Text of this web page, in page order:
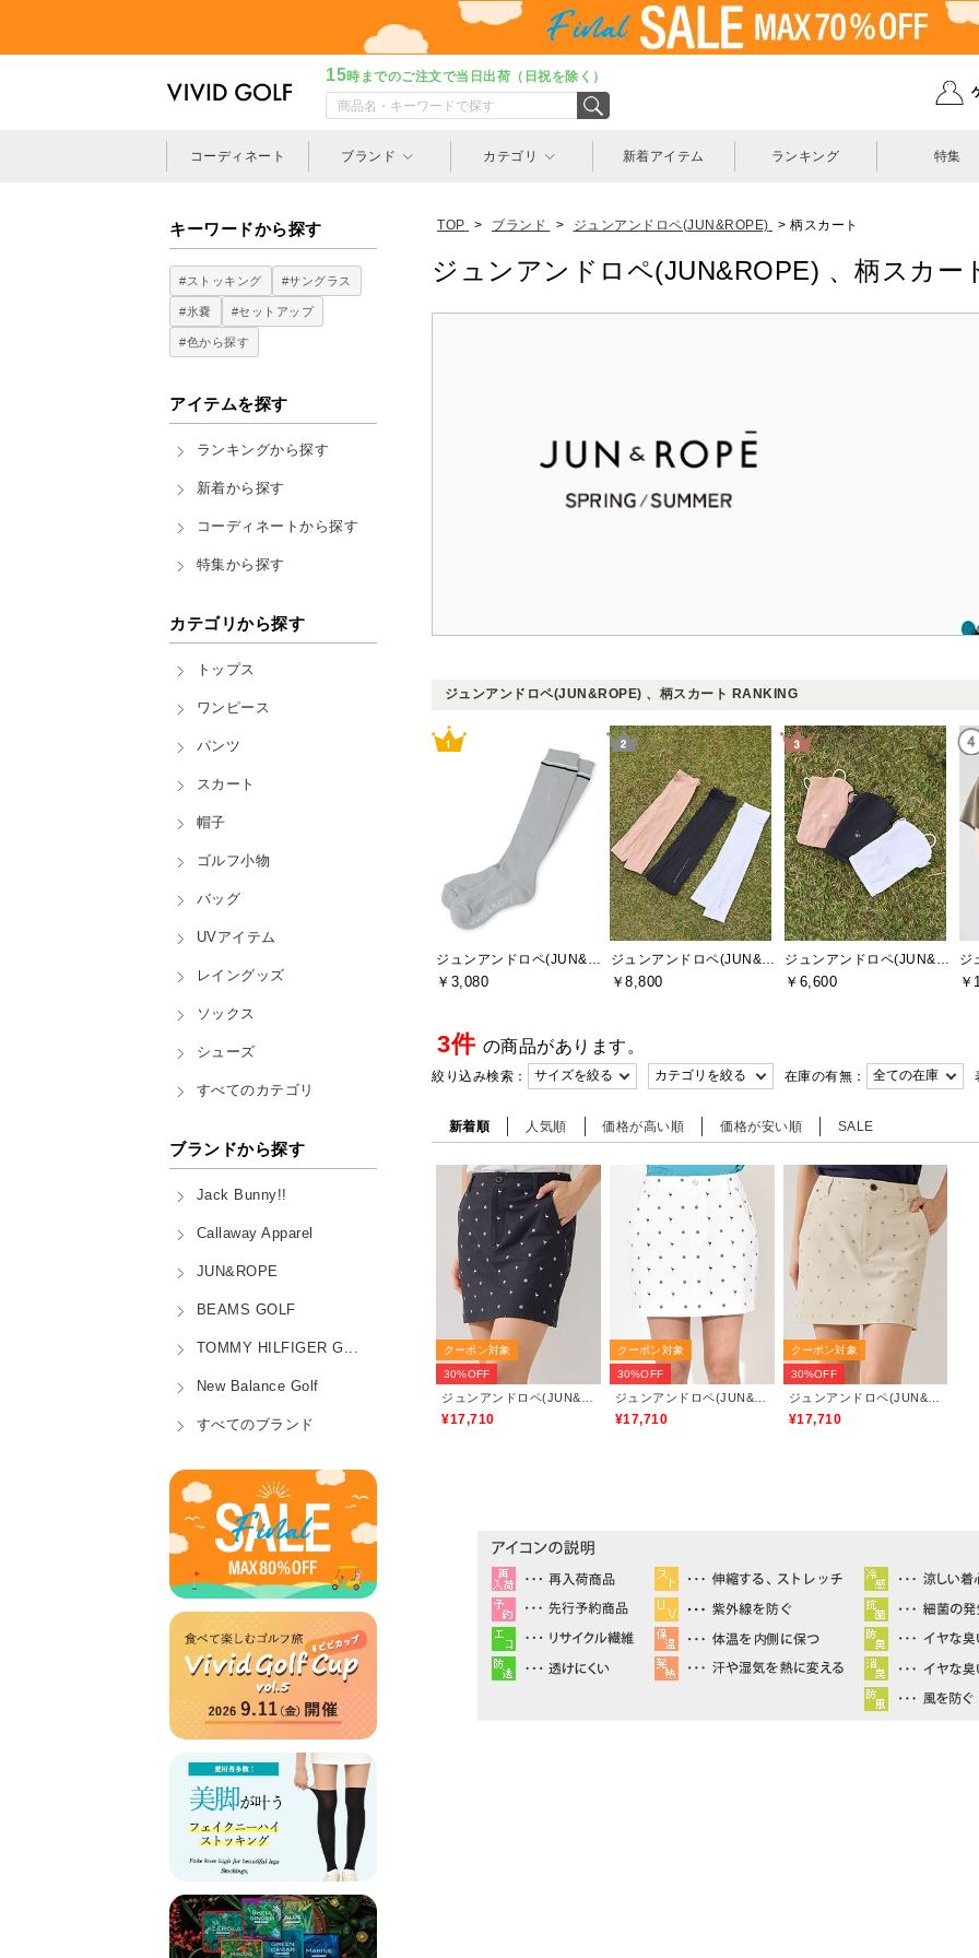
15時までのご注文で当日出荷（日祝を除く）
コーディネート ブランド カテゴリ 新着アイテム ランキング 特集
キーワードから探す
#ストッキング #サングラス
#氷嚢 #セットアップ
#色から探す
アイテムを探す
ランキングから探す
新着から探す
コーディネートから探す
特集から探す
カテゴリから探す
トップス
ワンピース
パンツ
スカート
帽子
ゴルフ小物
バッグ
UVアイテム
レイングッズ
ソックス
シューズ
すべてのカテゴリ
ブランドから探す
Jack Bunny!!
Callaway Apparel
JUN&ROPE
BEAMS GOLF
TOMMY HILFIGER G...
New Balance Golf
すべてのブランド
TOP > ブランド > ジュンアンドロペ(JUN&ROPE) > 柄スカート
ジュンアンドロペ(JUN&ROPE) 、柄スカー
ジュンアンドロペ(JUN&ROPE) 、柄スカート RANKING
￥3,080 ￥8,800 ￥6,600
3件 の商品があります。
絞り込み検索： 在庫の有無：
新着順 人気順 価格が高い順 価格が安い順 SALE
クーポン対象
30%OFF
¥17,710
クーポン対象
30%OFF
¥17,710
クーポン対象
30%OFF
¥17,710